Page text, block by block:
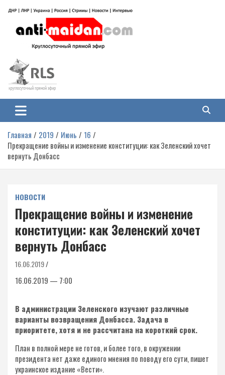
содержимому
Антимайдан: Гражданская война
на Украине
гражданской войне на Украине, включая события в Новороссии, ДНР,
ЛНР и других регионах.
Главная 2019 Июнь
16
Прекращение войны и изменение конституции: как Зеленский хочет
вернуть Донбасс
НОВОСТИ
Прекращение войны и изменение
конституции: как Зеленский хочет
вернуть Донбасс
16.06.2019
16.06.2019 — 7:00
В администрации Зеленского изучают различные
варианты возвращения Донбасса. Задача в
приоритете, хотя и не рассчитана на короткий срок.
План в полной мере не готов, и более того, в окружении
президента нет даже единого мнения по поводу его сути, пишет
украинское издание «Вести».